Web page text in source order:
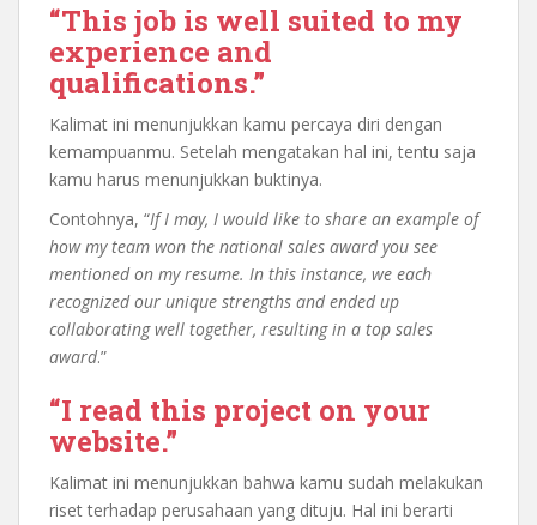
“This job is well suited to my
experience and
qualifications.”
Kalimat ini menunjukkan kamu percaya diri dengan
kemampuanmu. Setelah mengatakan hal ini, tentu saja
kamu harus menunjukkan buktinya.
Contohnya, “If I may, I would like to share an example of
how my team won the national sales award you see
mentioned on my resume. In this instance, we each
recognized our unique strengths and ended up
collaborating well together, resulting in a top sales
award.”
“I read this project on your
website.”
Kalimat ini menunjukkan bahwa kamu sudah melakukan
riset terhadap perusahaan yang dituju. Hal ini berarti